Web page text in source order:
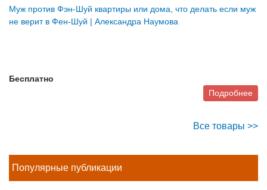
Муж против Фэн-Шуй квартиры или дома, что делать если муж
не верит в Фен-Шуй | Александра Наумова
Бесплатно
Подробнее
Все товары >>
Популярные публикации